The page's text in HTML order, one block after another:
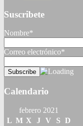
Suscribete
Nombre*
Correo electrónico*
Calendario
febrero 2021
L M X J V S D